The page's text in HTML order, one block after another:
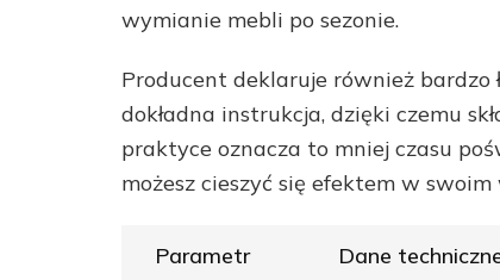
wymianie mebli po sezonie.
Producent deklaruje również
dokładna instrukcja, dzięki czemu
praktyce oznacza to mniej czasu
możesz cieszyć się efektem w
Parametr Dane